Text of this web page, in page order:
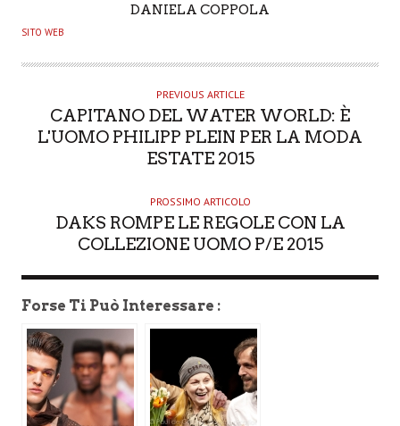
U
H
DANIELA COPPOLA
SITO WEB
PREVIOUS ARTICLE
CAPITANO DEL WATER WORLD: È
L'UOMO PHILIPP PLEIN PER LA MODA
ESTATE 2015
PROSSIMO ARTICOLO
DAKS ROMPE LE REGOLE CON LA
COLLEZIONE UOMO P/E 2015
Forse Ti Può Interessare :